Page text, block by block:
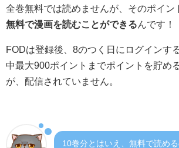
全巻無料では読めませんが、そのポイン
無料で漫画を読むことができるんです！
FODは登録後、8のつく日にログインす
中最大900ポイントまでポイントを貯め
が、配信されていません。
10巻分とはいえ、無料で読める